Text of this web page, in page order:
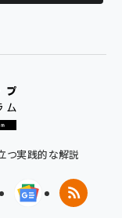
つ実践的な解説
BlueskyGoogleニュ
RSS